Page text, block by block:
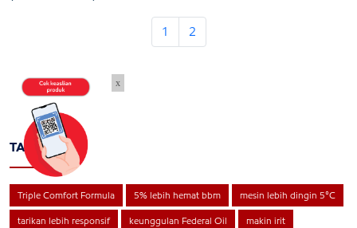
1 2
TAGS
Triple Comfort Formula 5% lebih hemat bbm mesin lebih dingin 5°C
tarikan lebih responsif keunggulan Federal Oil makin irit
x